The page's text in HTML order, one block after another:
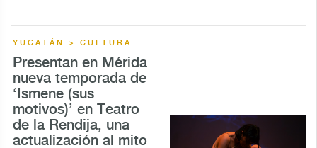
YUCATÁN > CULTURA
Presentan en Mérida
nueva temporada de
‘Ismene (sus
motivos)’ en Teatro
de la Rendija, una
actualización al mito